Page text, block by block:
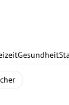
Gesundheit